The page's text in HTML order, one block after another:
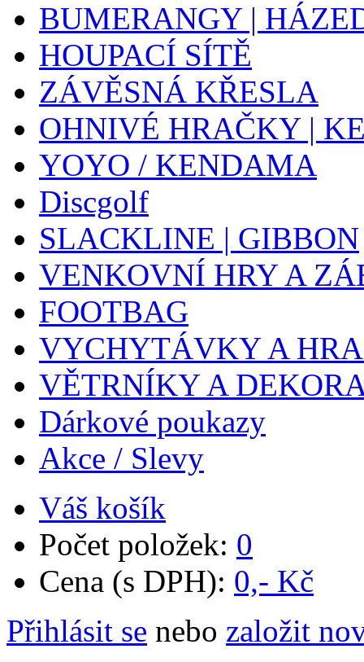
BUMERANGY |
HOUPACÍ SÍTĚ
ZÁVĚSNÁ KŘESLA
OHNIVÉ HRAČKY |
YOYO / KENDAMA
Discgolf
SLACKLINE | GIBBON
VENKOVNÍ HRY A
FOOTBAG
VYCHYTÁVKY A
VĚTRNÍKY A
Dárkové poukazy
Akce / Slevy
Váš košík
Počet položek: 0
Cena (s DPH): 0,- Kč
Přihlásit se nebo založit